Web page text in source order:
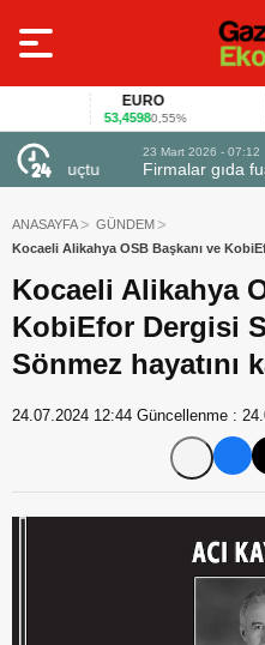
EURO
53,45980,55%
23 Mart 2026 - 07:12
Firmalar gıda fuarlarını
ANASAYFA
GÜNDEM
Kocaeli Alikahya OSB Başkanı ve
Kocaeli Alikahya
KobiEfor Dergisi
Sönmez hayatını
24.07.2024 12:44 Güncellenme :